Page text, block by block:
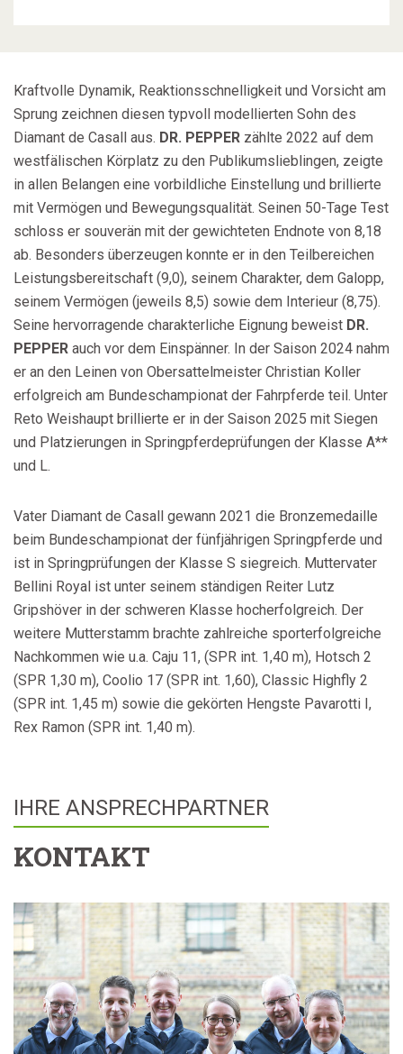
Kraftvolle Dynamik, Reaktionsschnelligkeit und Vorsicht am
Sprung zeichnen diesen typvoll modellierten Sohn des
Diamant de Casall aus. DR. PEPPER zählte 2022 auf dem
westfälischen Körplatz zu den Publikumslieblingen, zeigte
in allen Belangen eine vorbildliche Einstellung und brillierte
mit Vermögen und Bewegungsqualität. Seinen 50-Tage Test
schloss er souverän mit der gewichteten Endnote von 8,18
ab. Besonders überzeugen konnte er in den Teilbereichen
Leistungsbereitschaft (9,0), seinem Charakter, dem Galopp,
seinem Vermögen (jeweils 8,5) sowie dem Interieur (8,75).
Seine hervorragende charakterliche Eignung beweist DR.
PEPPER auch vor dem Einspänner. In der Saison 2024 nahm
er an den Leinen von Obersattelmeister Christian Koller
erfolgreich am Bundeschampionat der Fahrpferde teil. Unter
Reto Weishaupt brillierte er in der Saison 2025 mit Siegen
und Platzierungen in Springpferdeprüfungen der Klasse A**
und L.
Vater Diamant de Casall gewann 2021 die Bronzemedaille
beim Bundeschampionat der fünfjährigen Springpferde und
ist in Springprüfungen der Klasse S siegreich. Muttervater
Bellini Royal ist unter seinem ständigen Reiter Lutz
Gripshöver in der schweren Klasse hocherfolgreich. Der
weitere Mutterstamm brachte zahlreiche sporterfolgreiche
Nachkommen wie u.a. Caju 11, (SPR int. 1,40 m), Hotsch 2
(SPR 1,30 m), Coolio 17 (SPR int. 1,60), Classic Highfly 2
(SPR int. 1,45 m) sowie die gekörten Hengste Pavarotti I,
Rex Ramon (SPR int. 1,40 m).
KONTAKT
IHRE ANSPRECHPARTNER